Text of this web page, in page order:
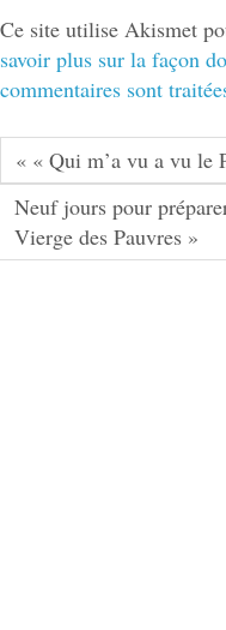
Ce site utilise Akismet
savoir plus sur la façon
commentaires sont
« « Qui m’a vu a vu le
Neuf jours pour
Vierge des Pauvres »